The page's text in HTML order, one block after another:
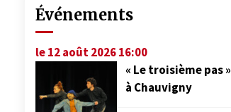
Événements
le 12 août 2026 16:00
« Le troisième pas »
à Chauvigny